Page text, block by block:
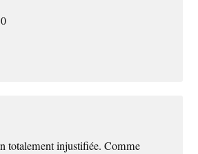
0
totalement injustifiée. Comme